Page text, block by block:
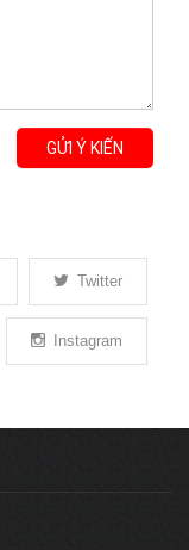
GỬI Ý KIẾN
Twitter
Instagram